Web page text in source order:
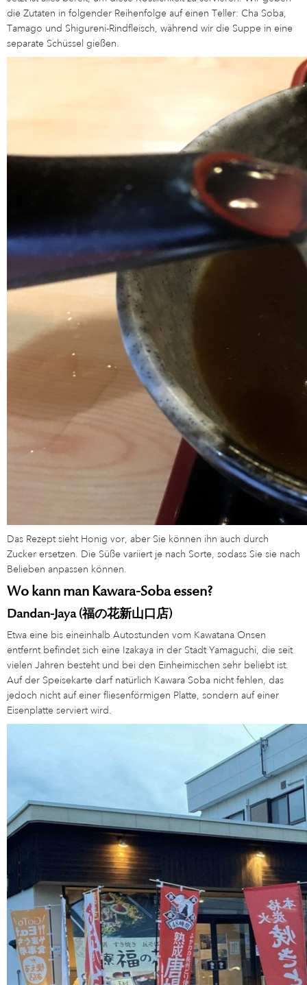
die Zutaten in folgender Reihenfolge auf einen Teller: Cha Soba,
Tamago und Shigureni-Rindfleisch, während wir die Suppe in eine
separate Schüssel gießen.
Das Rezept sieht Honig vor, aber Sie können ihn auch durch
Zucker ersetzen. Die Süße variiert je nach Sorte, sodass Sie sie nach
Belieben anpassen können.
Wo kann man Kawara-Soba essen?
Dandan-Jaya (福の花新山口店)
Etwa eine bis eineinhalb Autostunden vom Kawatana Onsen
entfernt befindet sich eine Izakaya in der Stadt Yamaguchi, die seit
vielen Jahren besteht und bei den Einheimischen sehr beliebt ist.
Auf der Speisekarte darf natürlich Kawara Soba nicht fehlen, das
jedoch nicht auf einer fliesenförmigen Platte, sondern auf einer
Eisenplatte serviert wird.